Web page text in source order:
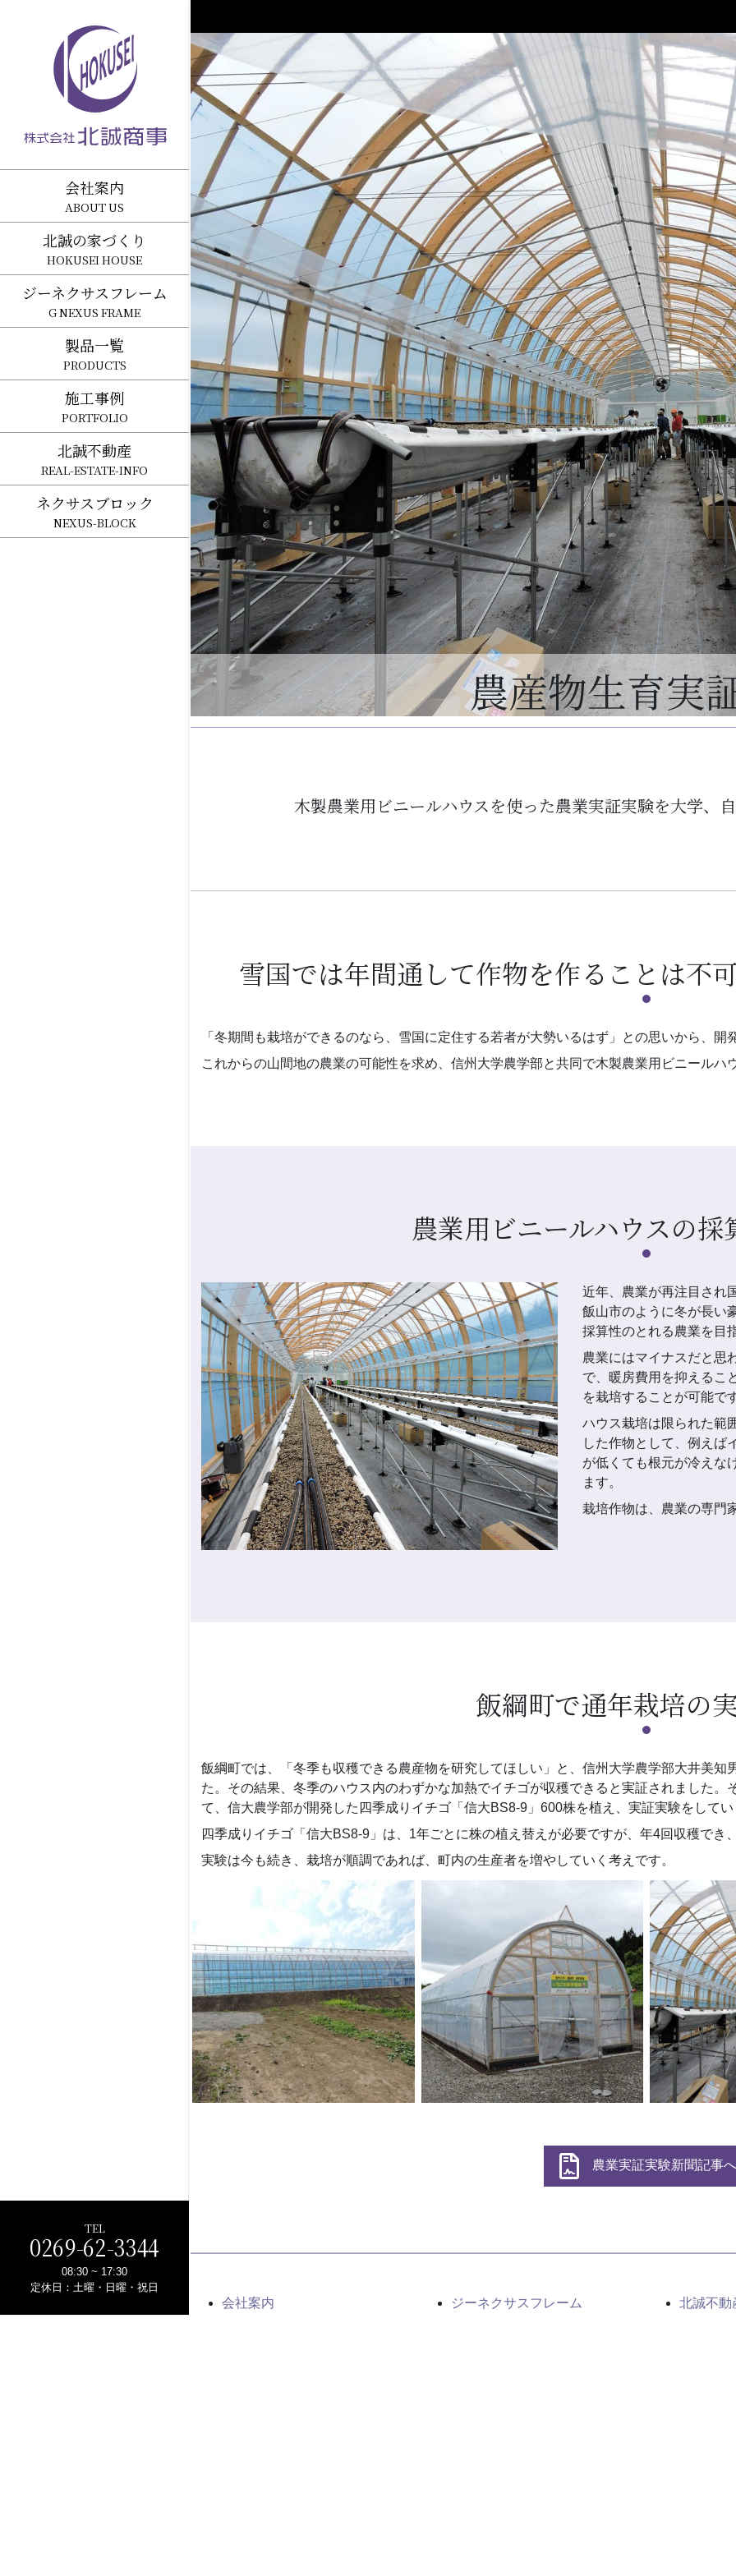
会社案内
ABOUT US
北誠の家づくり
HOKUSEI HOUSE
ジーネクサスフレーム
G NEXUS FRAME
製品一覧
PRODUCTS
施工事例
PORTFOLIO
北誠不動産
REAL-ESTATE-INFO
ネクサスブロック
NEXUS-BLOCK
TEL
0269-62-3344
08:30 ~ 17:30
定休日：土曜・日曜・祝日
農産物生育実
木製農業用ビニールハウスを使った農業実証実験を大学、
雪国では年間通して作物を作ることは不
「冬期間も栽培ができるのなら、雪国に定住する若者が大勢いるはず」との思いから、
これからの山間地の農業の可能性を求め、信州大学農学部と共同で木製農業用ビニール
農業用ビニールハウスの
近年、農業が再注目され
飯山市のように冬が長い
採算性のとれる農業を目
農業にはマイナスだと思
で、暖房費用を抑えるこ
を栽培することが可能で
ハウス栽培は限られた範
した作物として、例えば
が低くても根元が冷えな
ます。
栽培作物は、農業の専門
飯綱町で通年栽培の
飯綱町では、「冬季も収穫できる農産物を研究してほしい」と、信州大学農学部大井美
た。その結果、冬季のハウス内のわずかな加熱でイチゴが収穫できると実証されました
て、信大農学部が開発した四季成りイチゴ「信大BS8-9」600株を植え、実証実験をして
四季成りイチゴ「信大BS8-9」は、1年ごとに株の植え替えが必要ですが、年4回収穫でき
実験は今も続き、栽培が順調であれば、町内の生産者を増やしていく考えです。
農業実証実験新聞記事へ
会社案内
ジーネクサスフレーム
北誠不動